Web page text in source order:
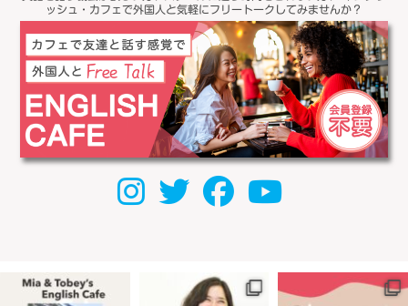
ッシュ・カフェで外国人と気軽にフリートークしてみませんか？